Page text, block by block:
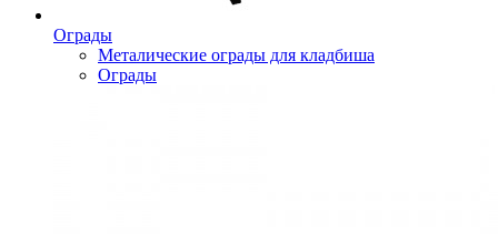
Ограды
Металические ограды для кладбиша
Ограды